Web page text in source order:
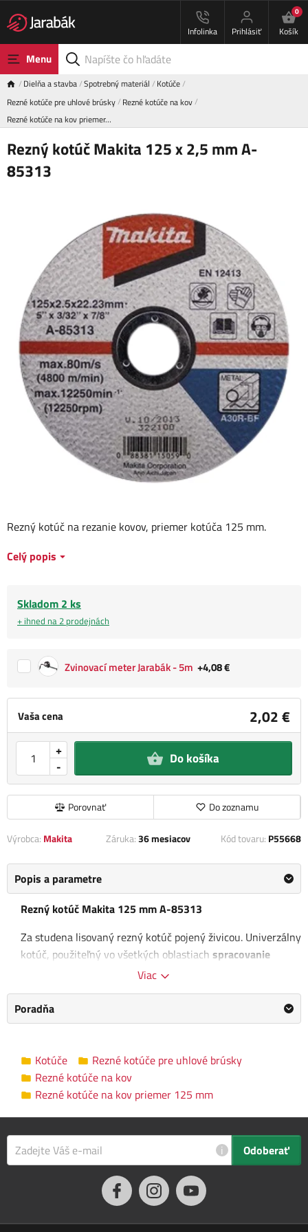
Infolinka Prihlásiť
0
Košík
Menu
Dielňa a stavba Spotrebný materiál
Kotúče
Rezné kotúče pre uhlové brúsky Rezné kotúče na kov
Rezné kotúče na kov priemer…
Rezný kotúč Makita 125 x 2,5 mm A-
85313
Vaša cena 2,02 €
-
+ Do košíka
Porovnať Do zoznamu
Rezný kotúč na rezanie kovov, priemer kotúča 125 mm.
Celý popis
Skladom 2 ks
+ ihned na 2 prodejnách
Zvinovací meter Jarabák - 5m +4,08 €
Výrobca: Makita Záruka:36 mesiacov Kód tovaru: P55668
Popis a parametre
Rezný kotúč Makita 125 mm A-85313
Za studena lisovaný rezný kotúč pojený živicou. Univerzálny
kotúč, použiteľný vo všetkých oblastiach spracovanie
kovov ako je oceľ a liatina.
Rozmer: 125 x 2,5 x 22,23 mm
Výrobca
Makita/ Informace o výrobci
Priemer kotúča
125 mm
Vnútorný priemer
22.23 mm
Hrúbka kotúča
Upínacia matica M14
13.0 x 13.0 x 1.0 cm
Viac
Poradňa
Kotúče
Rezné kotúče pre uhlové brúsky
Rezné kotúče na kov
Rezné kotúče na kov priemer 125 mm
i Odoberať